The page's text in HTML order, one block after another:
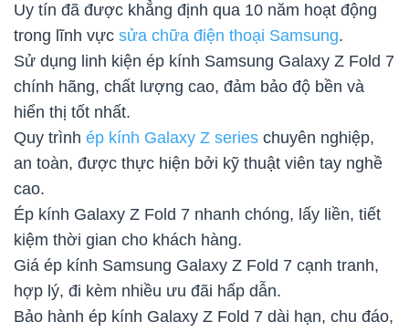
Uy tín đã được khẳng định qua 10 năm hoạt động
trong lĩnh vực sửa chữa điện thoại Samsung.
Sử dụng linh kiện ép kính Samsung Galaxy Z Fold 7
chính hãng, chất lượng cao, đảm bảo độ bền và
hiển thị tốt nhất.
Quy trình ép kính Galaxy Z series chuyên nghiệp,
an toàn, được thực hiện bởi kỹ thuật viên tay nghề
cao.
Ép kính Galaxy Z Fold 7 nhanh chóng, lấy liền, tiết
kiệm thời gian cho khách hàng.
Giá ép kính Samsung Galaxy Z Fold 7 cạnh tranh,
hợp lý, đi kèm nhiều ưu đãi hấp dẫn.
Bảo hành ép kính Galaxy Z Fold 7 dài hạn, chu đáo,